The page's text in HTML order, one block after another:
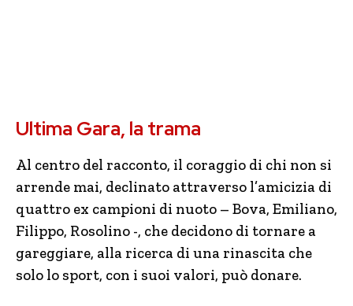
Ultima Gara, la trama
Al centro del racconto, il coraggio di chi non si
arrende mai, declinato attraverso l’amicizia di
quattro ex campioni di nuoto – Bova, Emiliano,
Filippo, Rosolino -, che decidono di tornare a
gareggiare, alla ricerca di una rinascita che
solo lo sport, con i suoi valori, può donare.